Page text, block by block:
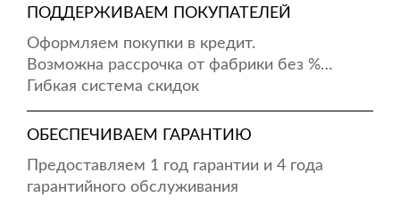
ПОДДЕРЖИВАЕМ ПОКУПАТЕЛЕЙ
Оформляем покупки в кредит.
Возможна рассрочка от фабрики без %…
Гибкая система скидок
ОБЕСПЕЧИВАЕМ ГАРАНТИЮ
Предоставляем 1 год гарантии и 4 года
гарантийного обслуживания